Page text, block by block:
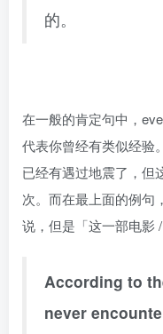
的。
在一般的肯定句中，
代表你曾经有类似经验
已经有遇过地震了，但
次。而在最上面的例句
说，但是「这一部电影
According to
never